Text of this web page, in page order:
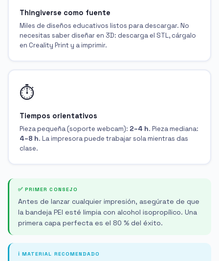
Thingiverse como fuente
Miles de diseños educativos listos para descargar. No
necesitas saber diseñar en 3D: descarga el STL, cárgalo
en Creality Print y a imprimir.
⏱️
Tiempos orientativos
Pieza pequeña (soporte webcam): 2–4 h. Pieza mediana:
4–8 h. La impresora puede trabajar sola mientras das
clase.
✅ PRIMER CONSEJO
Antes de lanzar cualquier impresión, asegúrate de que
la bandeja PEI esté limpia con alcohol isopropílico. Una
primera capa perfecta es el 80 % del éxito.
ℹ️ MATERIAL RECOMENDADO